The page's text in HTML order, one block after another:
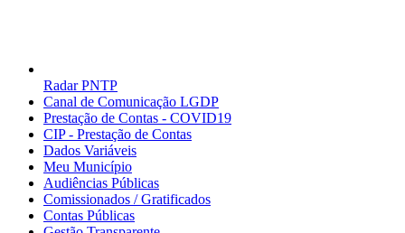
Radar PNTP
Canal de Comunicação LGDP
Prestação de Contas - COVID19
CIP - Prestação de Contas
Dados Variáveis
Meu Município
Audiências Públicas
Comissionados / Gratificados
Contas Públicas